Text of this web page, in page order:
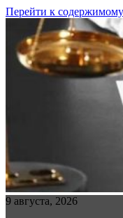
Перейти к содержимому
9 августа, 2026